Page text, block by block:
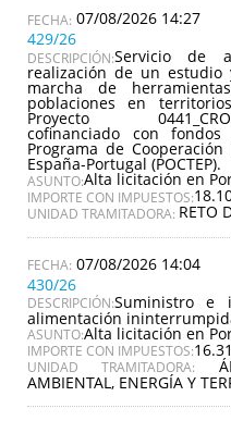
07/08/2026 14:27
429/26
DESCRIPCIÓN:Servicio de
realización de un
marcha de
poblaciones en
Proyecto
cofinanciado con
Programa de
España-Portugal (POCTEP).
ASUNTO:Alta licitación en
IMPORTE CON IMPUESTOS:
UNIDAD TRAMITADORA: RETO
07/08/2026 14:04
430/26
DESCRIPCIÓN:Suministro e
alimentación
ASUNTO:Alta licitación en
IMPORTE CON IMPUESTOS:
UNIDAD TRAMITADORA:
AMBIENTAL, ENERGÍA Y